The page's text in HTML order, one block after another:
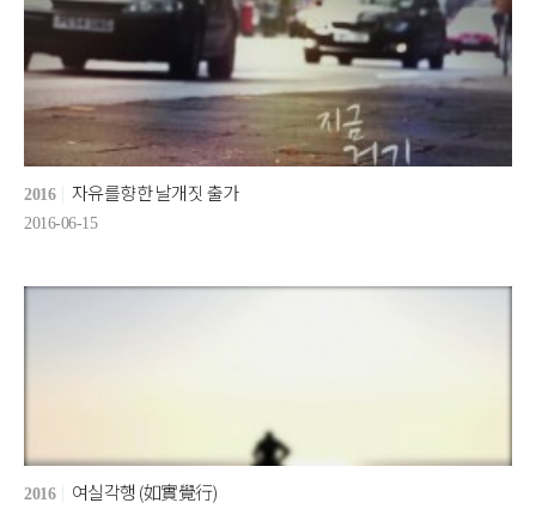
2016 자유를향한 날개짓 출가
2016-06-15
2016 여실각행 (如實覺行)